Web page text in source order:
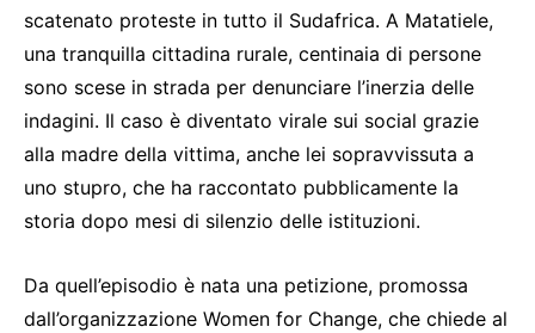
scatenato proteste in tutto il Sudafrica. A Matatiele,
una tranquilla cittadina rurale, centinaia di persone
sono scese in strada per denunciare l’inerzia delle
indagini. Il caso è diventato virale sui social grazie
alla madre della vittima, anche lei sopravvissuta a
uno stupro, che ha raccontato pubblicamente la
storia dopo mesi di silenzio delle istituzioni.
Da quell’episodio è nata una petizione, promossa
dall’organizzazione Women for Change, che chiede al